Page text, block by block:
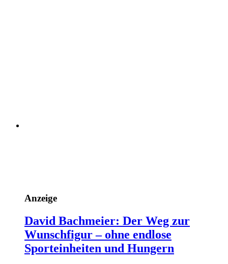
Anzeige
David Bachmeier: Der Weg zur
Wunschfigur – ohne endlose
Sporteinheiten und Hungern